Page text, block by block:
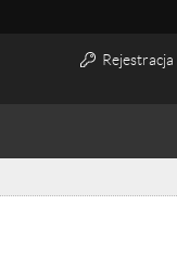
Rejestracja